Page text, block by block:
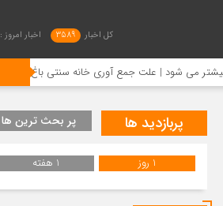
کل اخبار 3589 اخبار امروز :
علت جمع آوری خانه سنتی باغ ملی لاهیجان چیست؟
پربازدید ها پر بحث ترین ها
1 روز 1 هفته